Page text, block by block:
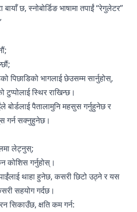
छ, स्नोबोर्डिङ भाषामा तपाईं “रेगुलेटर”
पिछाडिको भागलाई छेउसम्म सार्नुहोस्,
स्थिर राखिन्छ।
बोर्डलाई पैतालामुनि महसुस गर्नुहुनेछ र
गर्न सक्नुहुनेछ।
लेट्नुस्;
कोशिस गर्नुहोस्।
थाहा हुनेछ, कसरी छिटो उठ्ने र यस
सहयोग गर्दछ।
सिकाउँछ, क्षति कम गर्न: